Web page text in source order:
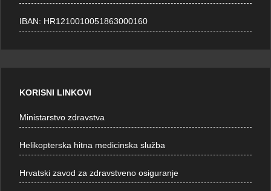
IBAN: HR1210010051863000160
KORISNI LINKOVI
Ministarstvo zdravstva
Helikopterska hitna medicinska služba
Hrvatski zavod za zdravstveno osiguranje